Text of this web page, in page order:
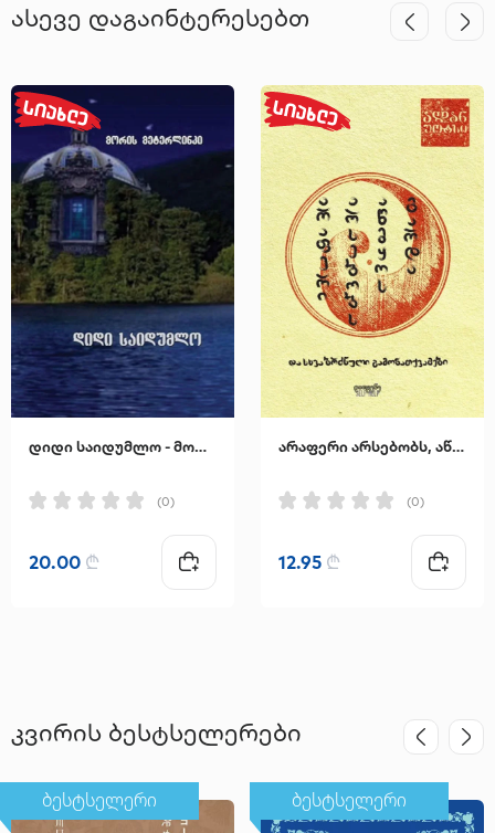
ასევე დაგაინტერესებთ
დიდი საიდუმლო - მორის მეტერლინკი
(0)
20.00 ₾
არაფერი არსებობს, აწმყოს გარდა
(0)
12.95 ₾
კვირის ბესტსელერები
ბესტსელერი ბესტსელერი